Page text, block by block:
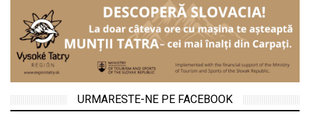
URMARESTE-NE PE FACEBOOK